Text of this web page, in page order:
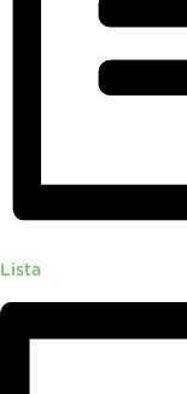
Lista